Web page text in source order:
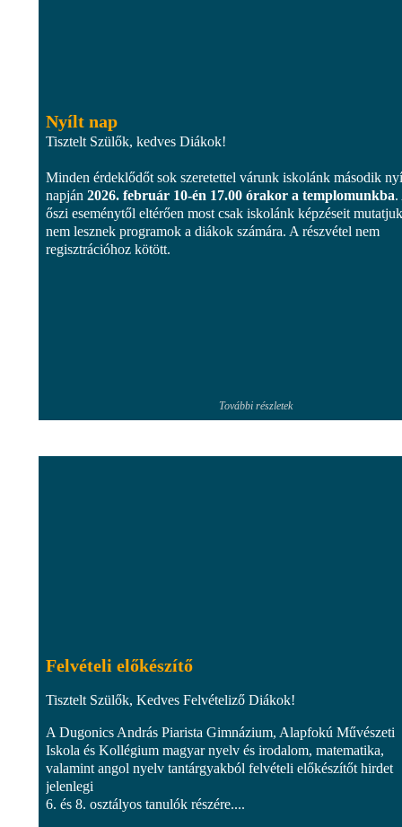
Nyílt nap
Tisztelt Szülők, kedves Diákok!
Minden érdeklődőt sok szeretettel várunk iskolánk második
napján 2026. február 10-én 17.00 órakor a templomunkba.
őszi eseménytől eltérően most csak iskolánk képzéseit
nem lesznek programok a diákok számára. A részvétel nem
regisztrációhoz kötött.
További részletek
Felvételi előkészítő
Tisztelt Szülők, Kedves Felvételiző Diákok!
A Dugonics András Piarista Gimnázium, Alapfokú Művészeti
Iskola és Kollégium magyar nyelv és irodalom, matematika,
valamint angol nyelv tantárgyakból felvételi előkészítőt hirdet
jelenlegi
6. és 8. osztályos tanulók részére....